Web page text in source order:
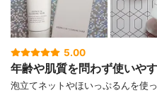
5.00
年齢や肌質を問わず使いや
泡立てネットやほいっぷるんを使